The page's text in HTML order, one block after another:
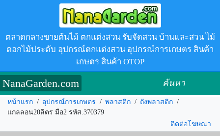
ตลาดกลางขายต้นไม้ ตกแต่งสวน รับจัดสวน บ้านและสวน ไม้
ดอกไม้ประดับ อุปกรณ์ตกแต่งสวน อุปกรณ์การเกษตร สินค้า
เกษตร สินค้า OTOP
NanaGarden.com ค้นหา
หน้าแรก / อุปกรณ์การเกษตร / พลาสติก / ถังพลาสติก /
แกลลอน20ลิตร มือ2 รหัส.370379
ติดต่อโฆษณา